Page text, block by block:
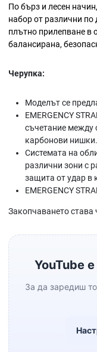
По бърз и лесен
набор от различни по
плътно прилепване в
балансирана,
Черупка:
Моделът се
EMERGENCY
съчетание между
карбонови нишки.
Системата на
различни зони с
защита от удар в
EMERGENCY
Закопчаването става
YouTube
За да заредиш